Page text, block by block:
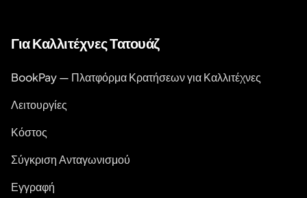
Για Καλλιτέχνες Τατουάζ
BookPay — Πλατφόρμα Κρατήσεων για Καλλιτέχνες
Λειτουργίες
Κόστος
Σύγκριση Ανταγωνισμού
Εγγραφή